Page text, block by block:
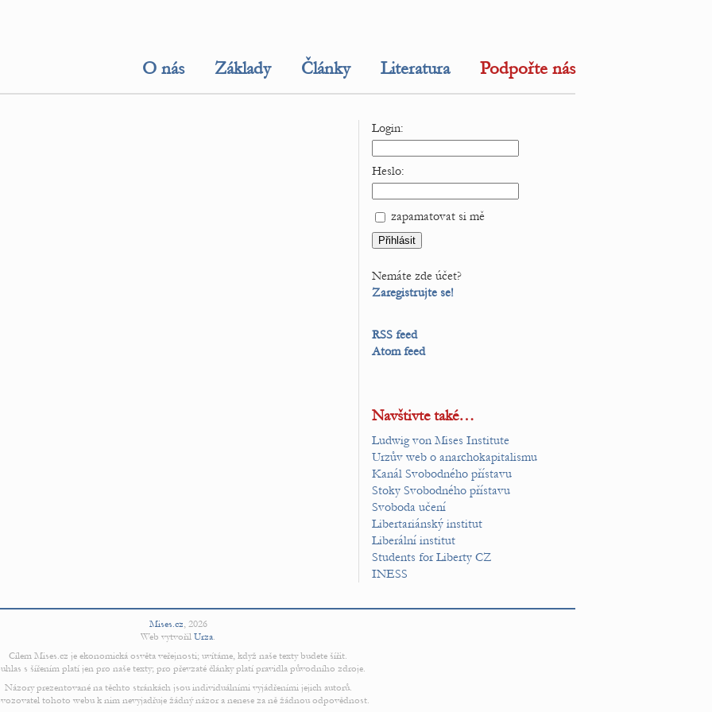
O nás Základy Články Literatura Podpořte nás
Login:
Heslo:
zapamatovat si mě
Nemáte zde účet?
Zaregistrujte se!
RSS feed
Atom feed
Navštivte také…
Ludwig von Mises Institute
Urzův web o anarchokapitalismu
Kanál Svobodného přístavu
Stoky Svobodného přístavu
Svoboda učení
Libertariánský institut
Liberální institut
Students for Liberty CZ
INESS
Mises.cz, 2026
Web vytvořil Urza.
Cílem Mises.cz je ekonomická osvěta veřejnosti; uvítáme, když naše texty budete šířit.
s šířením platí jen pro naše texty; pro převzaté články platí pravidla původního zdroje.
Názory prezentované na těchto stránkách jsou individuálními vyjádřeními jejich autorů.
tohoto webu k nim nevyjadřuje žádný názor a nenese za ně žádnou odpovědnost.